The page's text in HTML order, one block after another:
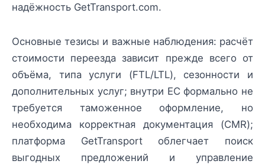
надёжность GetTransport.com.
Основные тезисы и важные наблюдения: расчёт
стоимости переезда зависит прежде всего от
объёма, типа услуги (FTL/LTL), сезонности и
дополнительных услуг; внутри ЕС формально не
требуется таможенное оформление, но
необходима корректная документация (CMR);
платформа GetTransport облегчает поиск
выгодных предложений и управление